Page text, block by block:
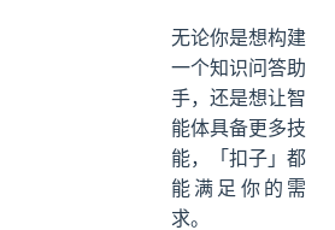
无论你是想构建
一个知识问答助
手，还是想让智
能体具备更多技
能，「扣子」都
能满足你的需
求。